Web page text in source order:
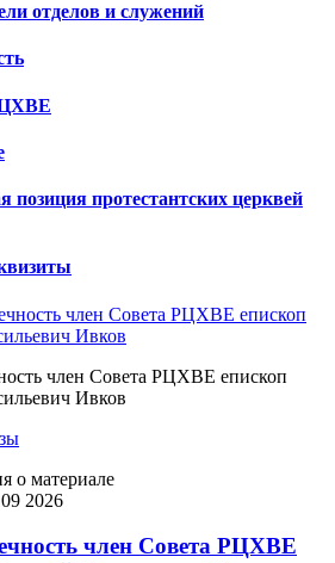
отделов и служений
позиция протестантских церквей
член Совета РЦХВЕ епископ
Ивков
о материале
2026
член Совета РЦХВЕ